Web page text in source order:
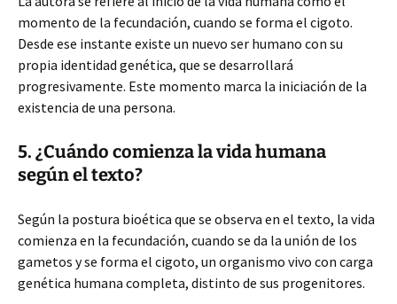
momento de la fecundación, cuando se forma el cigoto.
Desde ese instante existe un nuevo ser humano con su
propia identidad genética, que se desarrollará
progresivamente. Este momento marca la iniciación de la
existencia de una persona.
5. ¿Cuándo comienza la vida humana
según el texto?
Según la postura bioética que se observa en el texto, la vida
comienza en la fecundación, cuando se da la unión de los
gametos y se forma el cigoto, un organismo vivo con carga
genética humana completa, distinto de sus progenitores.